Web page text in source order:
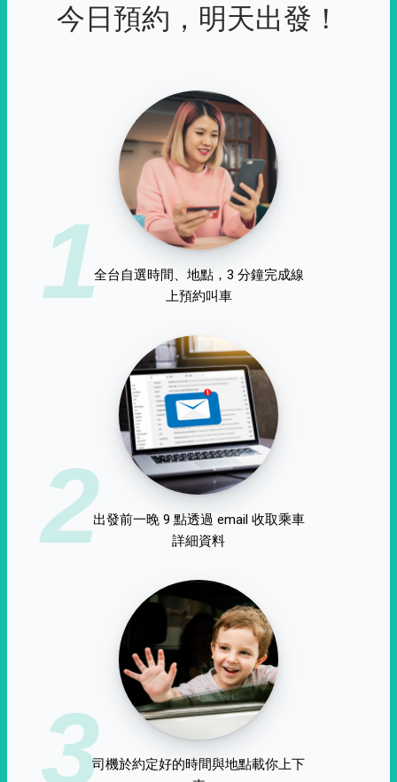
今日預約，明天出發！
1全台自選時間、地點，3 分鐘完成線
上預約叫車
2出發前一晚 9 點透過 email 收取乘車
詳細資料
3司機於約定好的時間與地點載你上下